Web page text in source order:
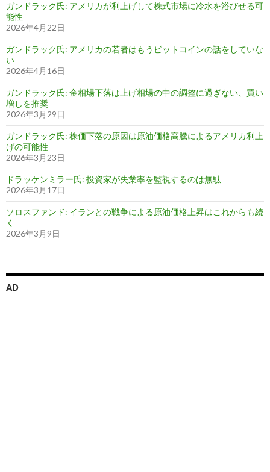
ガンドラック氏: アメリカが利上げして株式市場に冷水を浴びせる可
能性
2026年4月22日
ガンドラック氏: アメリカの若者はもうビットコインの話をしていな
い
2026年4月16日
ガンドラック氏: 金相場下落は上げ相場の中の調整に過ぎない、買い
増しを推奨
2026年3月29日
ガンドラック氏: 株価下落の原因は原油価格高騰によるアメリカ利上
げの可能性
2026年3月23日
ドラッケンミラー氏: 投資家が失業率を監視するのは無駄
2026年3月17日
ソロスファンド: イランとの戦争による原油価格上昇はこれからも続
く
2026年3月9日
AD